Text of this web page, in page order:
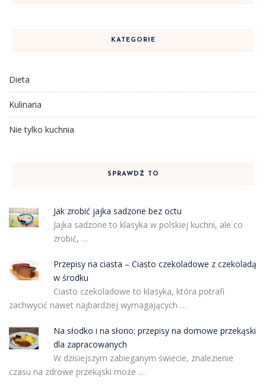
KATEGORIE
Dieta
Kulinaria
Nie tylko kuchnia
SPRAWDŹ TO
Jak zrobić jajka sadzone bez octu
Jajka sadzone to klasyka w polskiej kuchni, ale co
zrobić, …
Przepisy na ciasta – Ciasto czekoladowe z czekoladą
w środku
Ciasto czekoladowe to klasyka, która potrafi
zachwycić nawet najbardziej wymagających …
Na słodko i na słono: przepisy na domowe przekąski
dla zapracowanych
W dzisiejszym zabieganym świecie, znalezienie
czasu na zdrowe przekąski może …